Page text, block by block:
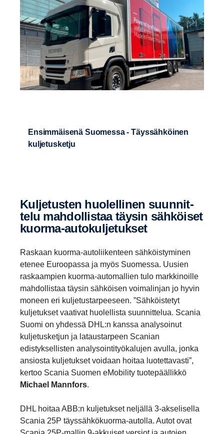
Ensimmäisenä Suomessa - Täyssähköinen
kuljetusketju
Kulje­tusten huolel­linen suunnit­
telu mahdol­listaa täysin sähköiset
kuorma-​autokuljetukset
Raskaan kuorma-autoliikenteen sähköistyminen
etenee Euroopassa ja myös Suomessa. Uusien
raskaampien kuorma-automallien tulo markkinoille
mahdollistaa täysin sähköisen voimalinjan jo hyvin
moneen eri kuljetustarpeeseen. ”Sähköistetyt
kuljetukset vaativat huolellista suunnittelua. Scania
Suomi on yhdessä DHL:n kanssa analysoinut
kuljetusketjun ja lataustarpeen Scanian
edistyksellisten analysointityökalujen avulla, jonka
ansiosta kuljetukset voidaan hoitaa luotettavasti”,
kertoo Scania Suomen eMobility tuotepäällikkö
Michael Mannfors.
DHL hoitaa ABB:n kuljetukset neljällä 3-akselisella
Scania 25P täyssähkökuorma-autolla. Autot ovat